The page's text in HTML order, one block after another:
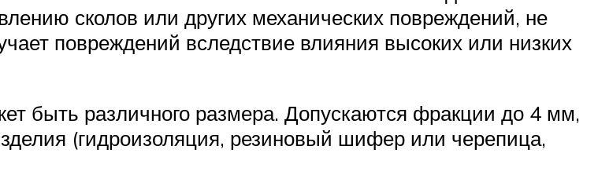
сколов или других механических повреждений, не
повреждений вследствие влияния высоких или низких
быть различного размера. Допускаются фракции до 4 мм,
(гидроизоляция, резиновый шифер или черепица,